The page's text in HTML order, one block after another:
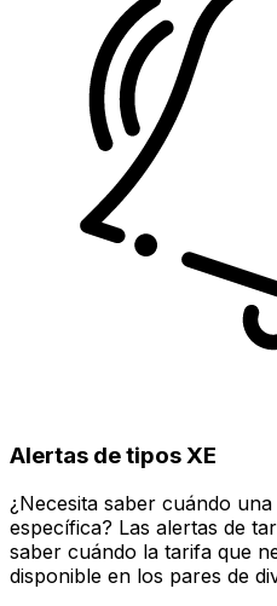
Alertas de tipos XE
¿Necesita saber cuándo
específica? Las alertas de
saber cuándo la tarifa que
disponible en los pares de